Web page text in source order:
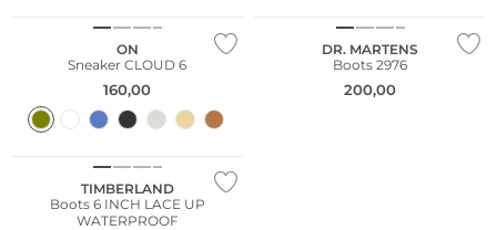
ON
Sneaker CLOUD 6
160,00
DR. MARTENS
Boots 2976
200,00
TIMBERLAND
Boots 6 INCH LACE UP
WATERPROOF